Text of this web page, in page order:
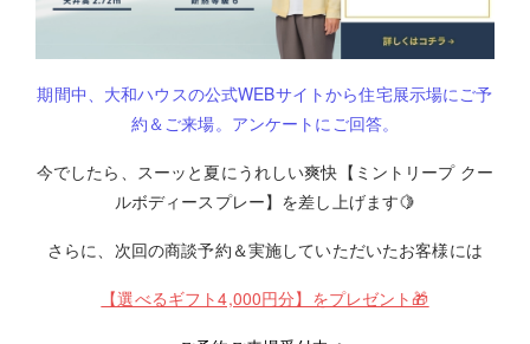
期間中、大和ハウスの公式WEBサイトから住宅展示場にご予
約＆ご来場。アンケートにご回答。
今でしたら、スーッと夏にうれしい爽快【ミントリープ クー
ルボディースプレー】を差し上げます🍋
さらに、次回の商談予約＆実施していただいたお客様には
【選べるギフト4,000円分】をプレゼント🎁